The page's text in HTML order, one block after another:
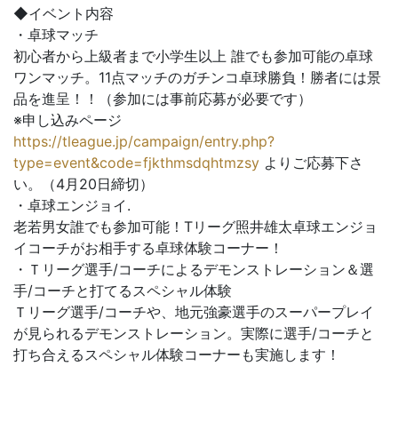
◆イベント内容
・卓球マッチ
初心者から上級者まで小学生以上 誰でも参加可能の卓球
ワンマッチ。11点マッチのガチンコ卓球勝負！勝者には景
品を進呈！！（参加には事前応募が必要です）
※申し込みページ
https://tleague.jp/campaign/entry.php?
type=event&code=fjkthmsdqhtmzsy よりご応募下さ
い。（4月20日締切）
・卓球エンジョイ.
老若男女誰でも参加可能！Tリーグ照井雄太卓球エンジョ
イコーチがお相手する卓球体験コーナー！
・Ｔリーグ選手/コーチによるデモンストレーション＆選
手/コーチと打てるスペシャル体験
Ｔリーグ選手/コーチや、地元強豪選手のスーパープレイ
が見られるデモンストレーション。実際に選手/コーチと
打ち合えるスペシャル体験コーナーも実施します！